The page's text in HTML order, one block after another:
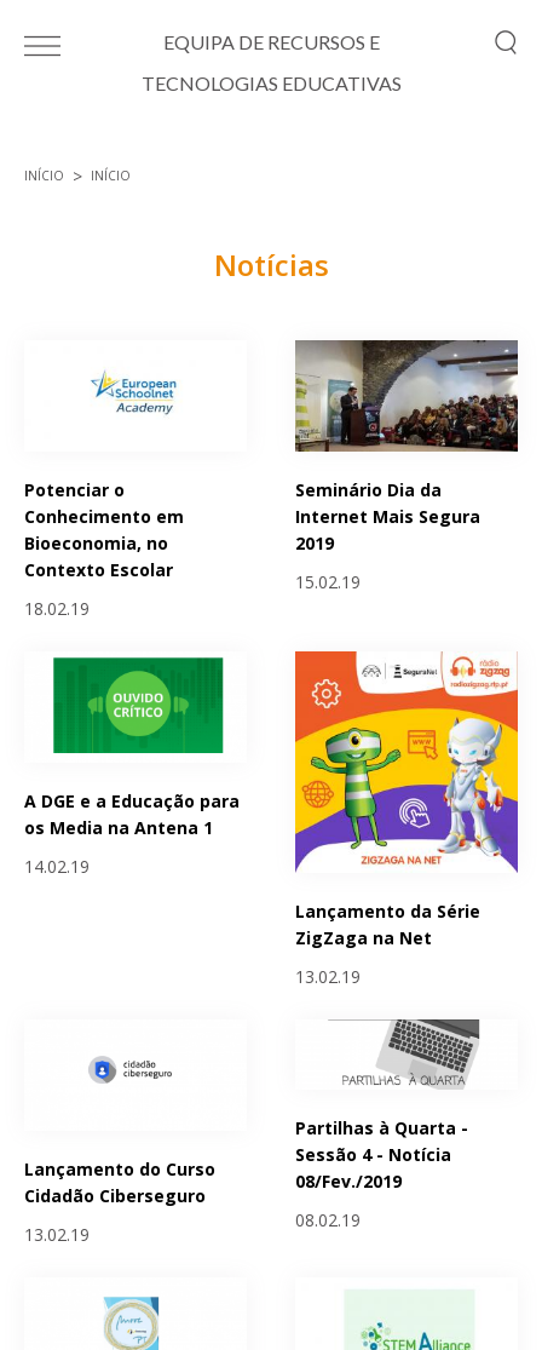
EQUIPA DE RECURSOS E
TECNOLOGIAS EDUCATIVAS
INÍCIO INÍCIO
Notícias
Potenciar o
Conhecimento em
Bioeconomia, no
Contexto Escolar
18.02.19
Seminário Dia da
Internet Mais Segura
2019
15.02.19
A DGE e a Educação para
os Media na Antena 1
14.02.19
Lançamento da Série
ZigZaga na Net
13.02.19
Lançamento do Curso
Cidadão Ciberseguro
13.02.19
Partilhas à Quarta -
Sessão 4 - Notícia
08/Fev./2019
08.02.19
Páginas